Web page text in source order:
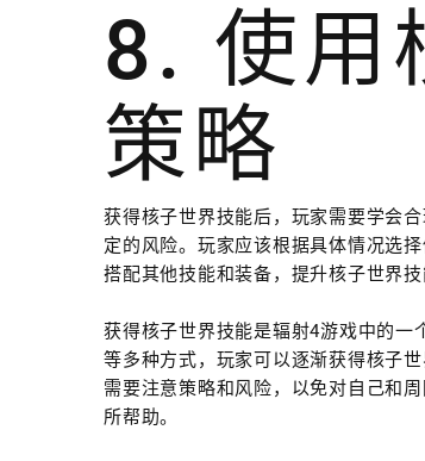
8. 使用
策略
获得核子世界技能后，玩家需要学会
定的风险。玩家应该根据具体情况选
搭配其他技能和装备，提升核子世界技
获得核子世界技能是辐射4游戏中的一
等多种方式，玩家可以逐渐获得核子
需要注意策略和风险，以免对自己和
所帮助。